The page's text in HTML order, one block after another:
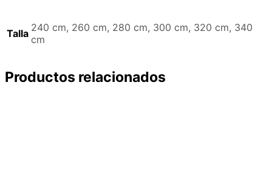
Talla 240 cm, 260 cm, 280 cm, 300 cm, 320 cm, 340
cm
Productos relacionados